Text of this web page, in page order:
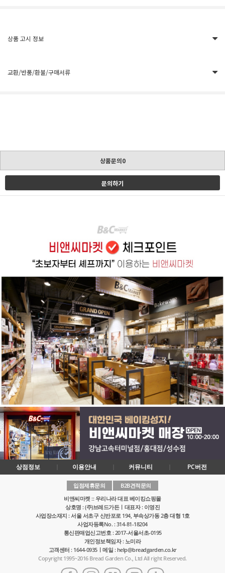
상품 고시 정보
교환/반품/환불/구매서류
상품문의0
문의하기
상점정보 이용안내 커뮤니티 PC버전
입점제휴문의
B2B견적문의
비앤씨마켓 :: 우리나라 대표 베이킹쇼핑몰
상호명 : (주)브레드가든ㅣ대표자 : 이영진
사업장소재지 : 서울 서초구 신반포로 194, 부속상가동 2층 대형 1호
사업자등록No. : 314-81-18204
통신판매업신고번호 : 2017-서울서초-0195
개인정보책임자 : 노미라
고객센터 : 1644-0935ㅣ메일 : help@breadgarden.co.kr
Copyright 1995~2016 Bread Garden Co., Ltd All right Reserved.